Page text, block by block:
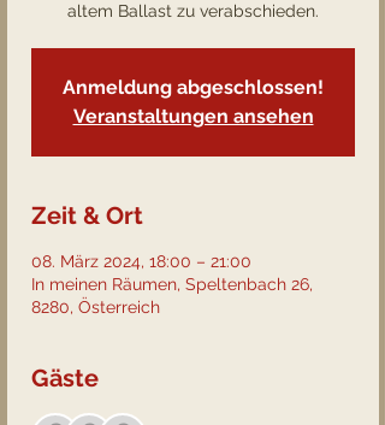
altem Ballast zu verabschieden.
Anmeldung abgeschlossen!
Veranstaltungen ansehen
Zeit & Ort
08. März 2024, 18:00 – 21:00
In meinen Räumen, Speltenbach 26,
8280, Österreich
Gäste